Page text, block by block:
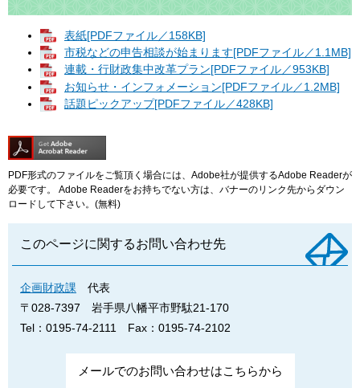
表紙[PDFファイル／158KB]
市税などの申告相談が始まります[PDFファイル／1.1MB]
連載・行財政集中改革プラン[PDFファイル／953KB]
お知らせ・インフォメーション[PDFファイル／1.2MB]
話題ピックアップ[PDFファイル／428KB]
PDF形式のファイルをご覧頂く場合には、Adobe社が提供するAdobe Readerが
必要です。
Adobe Readerをお持ちでない方は、バナーのリンク先からダウン
ロードして下さい。(無料)
このページに関するお問い合わせ先
企画財政課
代表
〒028-7397
岩手県八幡平市野駄21-170
Tel：0195-74-2111
Fax：0195-74-2102
メールでのお問い合わせはこちらから